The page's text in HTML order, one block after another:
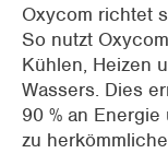
Oxycom richtet
So nutzt
Kühlen, Heizen
Wassers. Dies
90 % an
zu